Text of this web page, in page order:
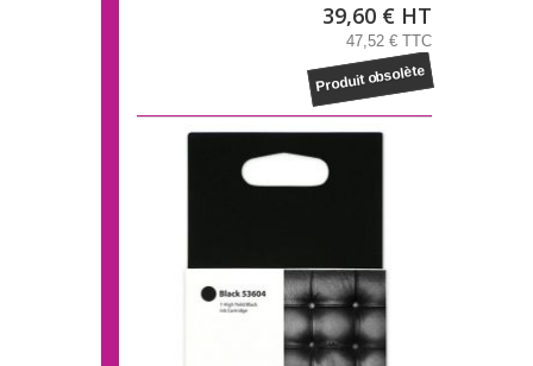
39,60 € HT
47,52 € TTC
Produit obsolète